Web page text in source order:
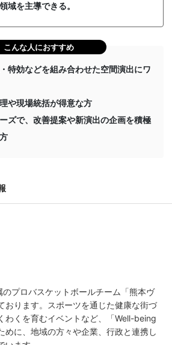
域を主導できる。
こんな人におすすめ
特効などを組み合わせた空間演出にワ
や現場統括が得意な方
ズで、改善提案や新演出の企画を積極
のプロバスケットボールチーム「熊本ヴ
おります。スポーツを通じた健康な街づ
わくを育むイベントなど、「Well-being
めに、地域の方々や企業、行政と連携し